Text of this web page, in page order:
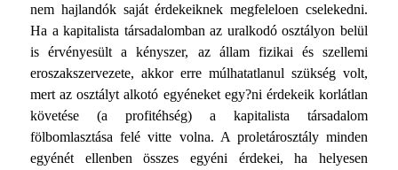
nem hajlandók saját érdekeiknek megfeleloen cselekedni.
Ha a kapitalista társadalomban az uralkodó osztályon belül
is érvényesült a kényszer, az állam fizikai és szellemi
eroszakszervezete, akkor erre múlhatatlanul szükség volt,
mert az osztályt alkotó egyéneket egy?ni érdekeik korlátlan
követése (a profitéhség) a kapitalista társadalom
fölbomlasztása felé vitte volna. A proletárosztály minden
egyénét ellenben összes egyéni érdekei, ha helyesen